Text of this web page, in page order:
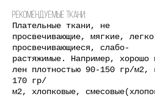
Рекомендуемые ткани:
Плательные ткани, не
просвечивающие, мягкие,
просвечивающиеся, слабо-
растяжимые. Например, хорошо
лен плотностью 90-150 гр/м2,
170 гр/
м2, хлопковые,